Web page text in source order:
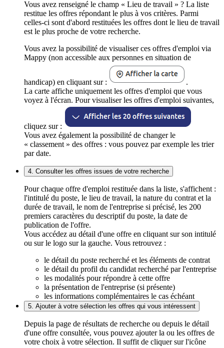
Vous avez renseigné le champ « Lieu de travail » ? La liste
restitue les offres répondant le plus à vos critères. Parmi
celles-ci sont d'abord restituées les offres dont le lieu de travail
est le plus proche de votre recherche.
Vous avez la possibilité de visualiser ces offres d'emploi via
Mappy (non accessible aux personnes en situation de
handicap) en cliquant sur :
.
La carte affiche uniquement les offres d'emploi que vous
voyez à l'écran. Pour visualiser les offres d'emploi suivantes,
cliquez sur :
Vous avez également la possibilité de changer le
« classement » des offres : vous pouvez par exemple les trier
par date.
4. Consulter les offres issues de votre recherche
Pour chaque offre d'emploi restituée dans la liste, s'affichent :
l'intitulé du poste, le lieu de travail, la nature du contrat et la
durée de travail, le nom de l'entreprise si précisé, les 200
premiers caractères du descriptif du poste, la date de
publication de l'offre.
Vous accédez au détail d'une offre en cliquant sur son intitulé
ou sur le logo sur la gauche. Vous retrouvez :
le détail du poste recherché et les éléments de contrat
le détail du profil du candidat recherché par l'entreprise
les modalités pour répondre à cette offre
la présentation de l'entreprise (si présente)
les informations complémentaires le cas échéant
5. Ajouter à votre sélection les offres qui vous intéressent
Depuis la page de résultats de recherche ou depuis le détail
d'une offre consultée, vous pouvez ajouter la ou les offres de
votre choix à votre sélection. Il suffit de cliquer sur l'icône